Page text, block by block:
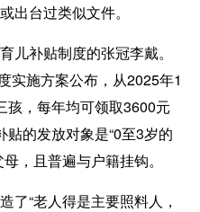
出台过类似文件。
补贴制度的张冠李戴。
实施方案公布，从2025年1
孩，每年均可领取3600元
的发放对象是“0至3岁的
，且普遍与户籍挂钩。
“老人得是主要照料人，